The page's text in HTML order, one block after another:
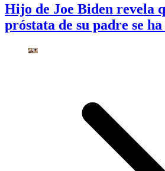
Hijo de Joe Biden revela
próstata de su padre se